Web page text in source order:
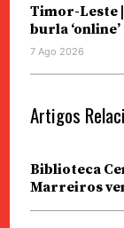
Timor-Leste
burla
7 Ago 2026
Artigos
Biblioteca
Marreiros